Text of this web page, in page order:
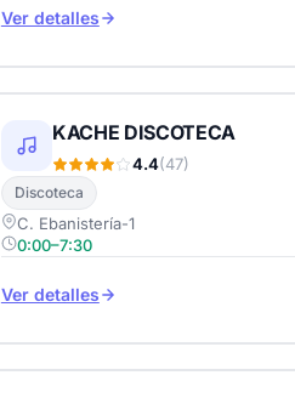
Ver detalles
KACHE DISCOTECA
4.4(47)
Discoteca
C. Ebanistería-1
0:00–7:30
Ver detalles